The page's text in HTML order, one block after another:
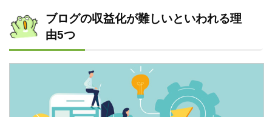
ブログの収益化が難しいといわれる理
由5つ